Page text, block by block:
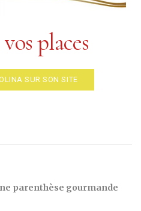
places
SUR SON SITE
parenthèse gourmande